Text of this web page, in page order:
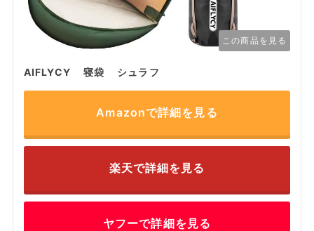
この商品を見る
AIFLYCY 寝袋 シュラフ
Amazonで詳細を見る
楽天で詳細を見る
ヤフーで詳細を見る